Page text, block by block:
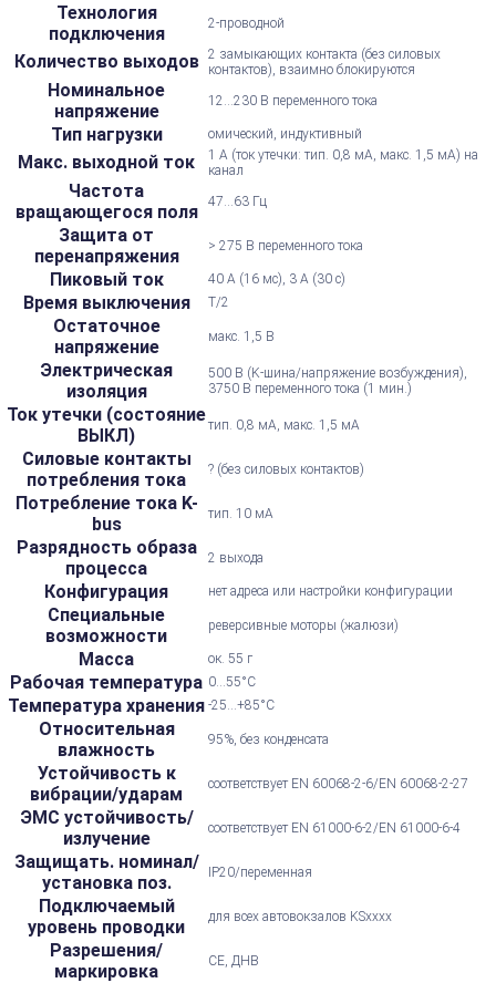
Технология
подключения
2-проводной
Количество выходов
2 замыкающих контакта (без силовых
контактов), взаимно блокируются
Номинальное
напряжение
12...230 В переменного тока
Тип нагрузки омический, индуктивный
Макс. выходной ток
1 А (ток утечки: тип. 0,8 мА, макс. 1,5 мА) на
канал
Частота
вращающегося поля
47...63 Гц
Защита от
перенапряжения
> 275 В переменного тока
Пиковый ток 40 А (16 мс), 3 А (30 с)
Время выключения Т/2
Остаточное
напряжение
макс. 1,5 В
Электрическая
изоляция
500 В (K-шина/напряжение возбуждения),
3750 В переменного тока (1 мин.)
Ток утечки (состояние
ВЫКЛ)
тип. 0,8 мА, макс. 1,5 мА
Силовые контакты
потребления тока
? (без силовых контактов)
Потребление тока K-
bus
тип. 10 мА
Разрядность образа
процесса
2 выхода
Конфигурация нет адреса или настройки конфигурации
Специальные
возможности
реверсивные моторы (жалюзи)
Масса ок. 55 г
Рабочая температура 0...55°С
Температура хранения -25...+85°С
Относительная
влажность
95%, без конденсата
Устойчивость к
вибрации/ударам
соответствует EN 60068-2-6/EN 60068-2-27
ЭМС устойчивость/
излучение
соответствует EN 61000-6-2/EN 61000-6-4
Защищать. номинал/
установка поз.
IP20/переменная
Подключаемый
уровень проводки
для всех автовокзалов KSxxxx
Разрешения/
маркировка
CE, ДНВ